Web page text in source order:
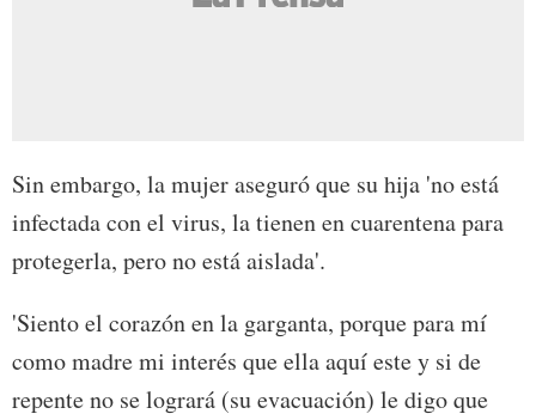
Sin embargo, la mujer aseguró que su hija 'no está
infectada con el virus, la tienen en cuarentena para
protegerla, pero no está aislada'.
'Siento el corazón en la garganta, porque para mí
como madre mi interés que ella aquí este y si de
repente no se logrará (su evacuación) le digo que